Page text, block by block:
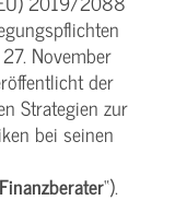
November
der
Strategien zur
bei seinen
“).